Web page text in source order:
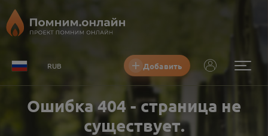
RUB Добавить
Ошибка404 - страница не
существует.